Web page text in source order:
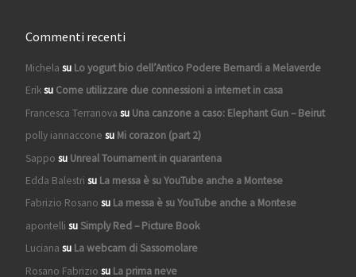
Commenti recenti
Michela su Lo yogurt bio dell’Antico Podere Bernardi a Melaverde
Eriksu Come utilizzare due connessioni a internet in casa
Francesca Terranova su Una canzone a caso: Elephant Gun – Beirut
polly iannaccone su Mi corazon (part 2)
Sappo su Unreal Tournament in quarantena
Edda Balestri su La messa è su YouTube anche a Montese
Fabrizio Rosano su La messa è su YouTube anche a Montese
apontelli suSimply Red – Picture Book
Luciana su La webcam di Sassomolare
Rosano Fabrizio su La prima neve